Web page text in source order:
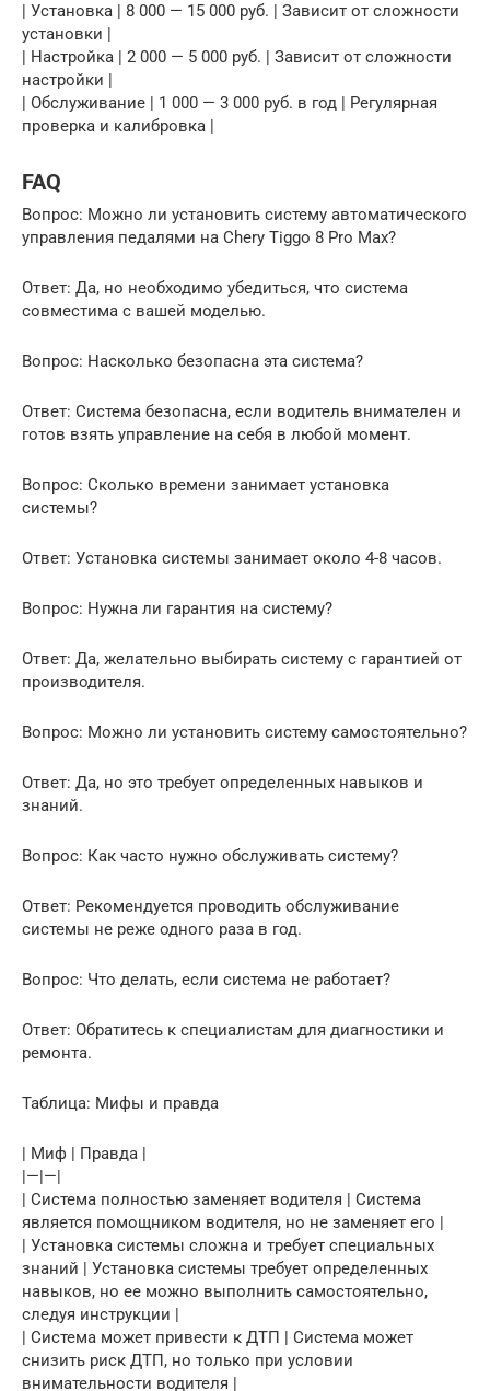
| Установка | 8 000 — 15 000 руб. | Зависит от сложности
установки |
| Настройка | 2 000 — 5 000 руб. | Зависит от сложности
настройки |
| Обслуживание | 1 000 — 3 000 руб. в год | Регулярная
проверка и калибровка |
FAQ
Вопрос: Можно ли установить систему автоматического
управления педалями на Chery Tiggo 8 Pro Max?
Ответ: Да, но необходимо убедиться, что система
совместима с вашей моделью.
Вопрос: Насколько безопасна эта система?
Ответ: Система безопасна, если водитель внимателен и
готов взять управление на себя в любой момент.
Вопрос: Сколько времени занимает установка
системы?
Ответ: Установка системы занимает около 4-8 часов.
Вопрос: Нужна ли гарантия на систему?
Ответ: Да, желательно выбирать систему с гарантией от
производителя.
Вопрос: Можно ли установить систему самостоятельно?
Ответ: Да, но это требует определенных навыков и
знаний.
Вопрос: Как часто нужно обслуживать систему?
Ответ: Рекомендуется проводить обслуживание
системы не реже одного раза в год.
Вопрос: Что делать, если система не работает?
Ответ: Обратитесь к специалистам для диагностики и
ремонта.
Таблица: Мифы и правда
| Миф | Правда |
|—|—|
| Система полностью заменяет водителя | Система
является помощником водителя, но не заменяет его |
| Установка системы сложна и требует специальных
знаний | Установка системы требует определенных
навыков, но ее можно выполнить самостоятельно,
следуя инструкции |
| Система может привести к ДТП | Система может
снизить риск ДТП, но только при условии
внимательности водителя |